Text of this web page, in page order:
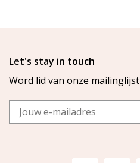
Let's stay in touch
Word lid van onze mailinglijst
Email